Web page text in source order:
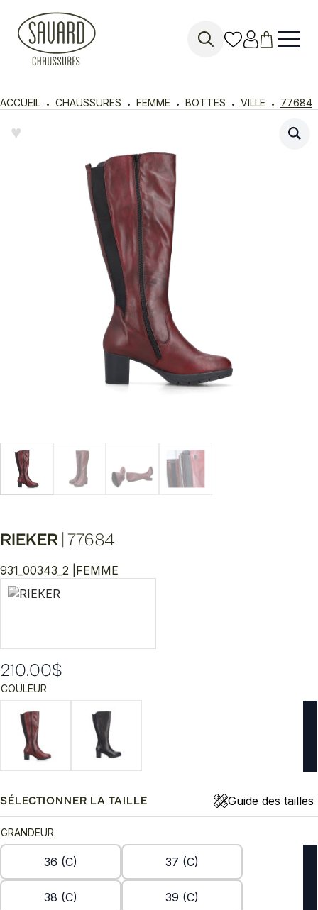
ACCUEIL CHAUSSURES FEMME BOTTES VILLE 77684
♥︎
RIEKER 77684
931_00343_2 | FEMME
210.00$
COULEUR
SÉLECTIONNER LA TAILLE Guide des tailles
GRANDEUR
36 (C) 37 (C)
38 (C) 39 (C)